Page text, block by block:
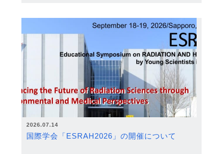
2026.07.14
国際学会「ESRAH2026」の開催について